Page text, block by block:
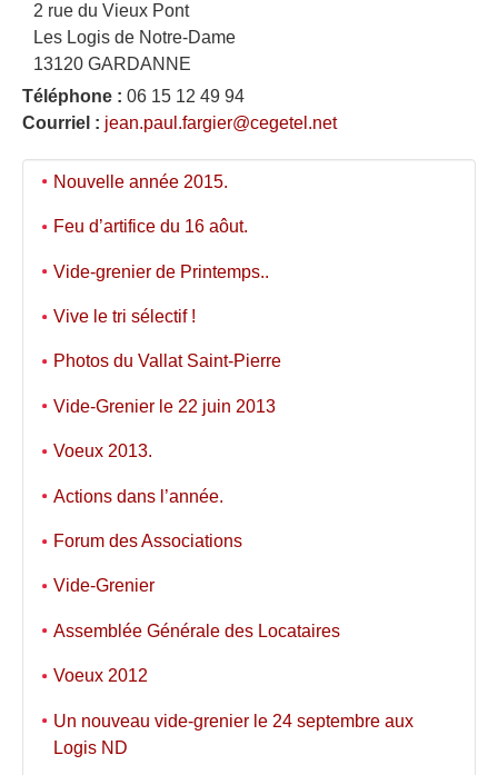
2 rue du Vieux Pont
Les Logis de Notre-Dame
13120 GARDANNE
Téléphone : 06 15 12 49 94
Courriel : jean.paul.fargier@cegetel.net
Nouvelle année 2015.
Feu d’artifice du 16 aôut.
Vide-grenier de Printemps..
Vive le tri sélectif !
Photos du Vallat Saint-Pierre
Vide-Grenier le 22 juin 2013
Voeux 2013.
Actions dans l’année.
Forum des Associations
Vide-Grenier
Assemblée Générale des Locataires
Voeux 2012
Un nouveau vide-grenier le 24 septembre aux
Logis ND